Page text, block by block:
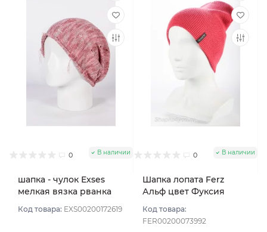
0 В наличии
шапка - чулок Exses
мелкая вязка рванка
Розовый
Код товара: EXS00200172619
0 В наличии
Шапка лопата Ferz
Альф цвет Фуксия
Код товара:
FER00200073992